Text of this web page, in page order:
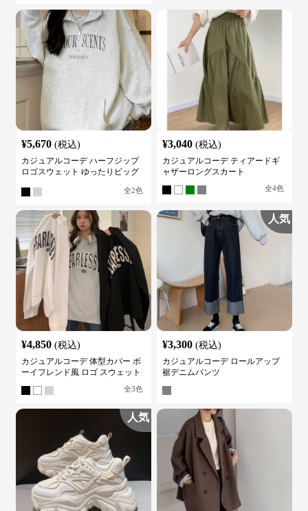
¥5,670 (税込)
カジュアルコーデ ハーフジップ
ロゴスウェット ゆったりビッグ
全2色
¥3,040 (税込)
カジュアルコーデ ティアードギ
ャザーロングスカート
全4色
¥4,850 (税込)
カジュアルコーデ 体型カバー ボ
ーイフレンド風 ロゴ スウェット
全3色
人気
¥3,300 (税込)
カジュアルコーデ ロールアップ
裾デニムパンツ
人気